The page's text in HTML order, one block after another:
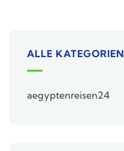
ALLE KATEGORIEN
aegyptenreisen24